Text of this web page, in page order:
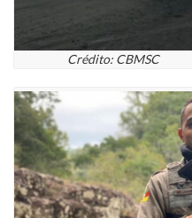
Crédito: CBMSC